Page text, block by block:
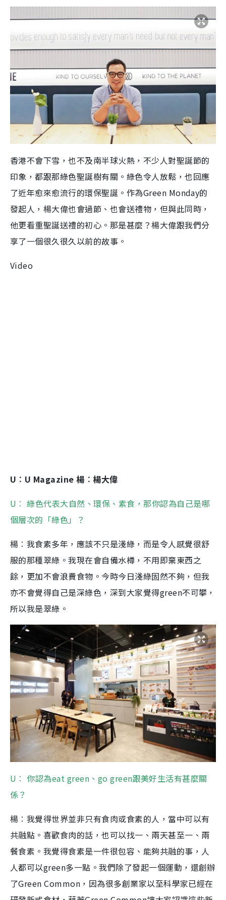
香港不會下雪，也不及南半球火熱，不少人對聖誕節的
印象，都跟那綠色聖誕樹有關。綠色令人放鬆，也回應
了近年愈來愈流行的環保聖誕。作為Green Monday的
發起人，楊大偉也會過節、也會送禮物，但與此同時，
他更看重聖誕送禮的初心。那是甚麼？楊大偉跟我們分
享了一個很久很久以前的故事。
Video
U︰U Magazine 楊︰楊大偉
U︰ 綠色代表大自然、環保、素食，那你認為自己是哪
個層次的「綠色」？
楊︰我食素多年，應該不只是淺綠，而是令人感覺很舒
服的那種翠綠。我現在會自備水樽，不用即棄東西之
餘，更加不會浪費食物。今時今日淺綠固然不夠，但我
亦不會覺得自己是深綠色，深到大家覺得green不可攀，
所以我是翠綠。
U︰ 你認為eat green、go green跟美好生活有甚麼關
係？
楊︰我覺得世界並非只有食肉或食素的人，當中可以有
共融點。喜歡食肉的話，也可以找一、兩天甚至一、兩
餐食素。我覺得食素是一件很包容、能夠共融的事，人
人都可以green多一點。我們除了發起一個運動，還創辦
了Green Common，因為很多創業家以至科學家已經在